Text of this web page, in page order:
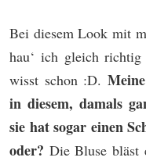
Bei diesem Look mit
hau‘ ich gleich
wisst schon :D.
in diesem, damals
sie hat sogar einen
oder? Die Bluse bläst